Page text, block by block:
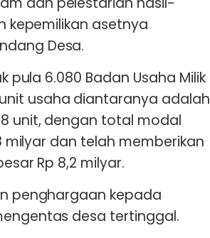
kepemilikan asetnya
Desa.
pula 6.080 Badan Usaha Milik
usaha diantaranya adalah
unit, dengan total modal
milyar dan telah memberikan
Rp 8,2 milyar.
penghargaan kepada
desa tertinggal.